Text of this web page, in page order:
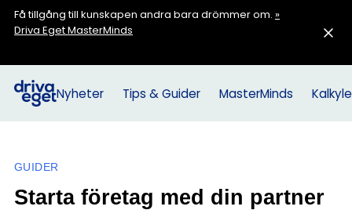
Få tillgång till kunskapen andra bara drömmer om. »
Driva Eget MasterMinds
Nyheter Tips & Guider MasterMinds
GUIDER
Starta företag med din partner